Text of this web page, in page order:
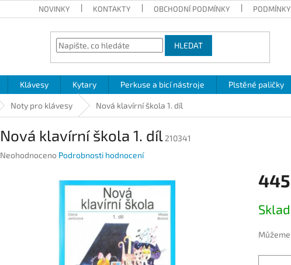
NOVINKY KONTAKTY OBCHODNÍ PODMÍNKY PODMÍNKY
HLEDAT
Klávesy Kytary Perkuse a bicí nástroje Plstěné paličky
Noty pro klávesy Nová klavírní škola 1. díl
Nová klavírní škola 1. díl210341
Průměrné
Neohodnoceno Podrobnosti hodnocení
cena: